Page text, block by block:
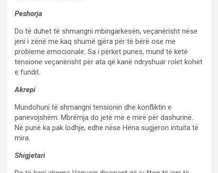
Peshorja
Do të duhet të shmangni mbingarkesën, veçanërisht nëse
jeni i zënë me kaq shumë gjëra për të bërë ose me
probleme emocionale. Sa i përket punës, mund të ketë
tensione veçanërisht për ata që kanë ndryshuar rolet kohët
e fundit.
Akrepi
Mundohuni të shmangni tensionin dhe konfliktin e
panevojshëm. Mbrëmja do jetë më e mirë për dashurinë.
Në punë ka pak lodhje, edhe nëse Hëna sugjeron intuita të
mira.
Shigjetari